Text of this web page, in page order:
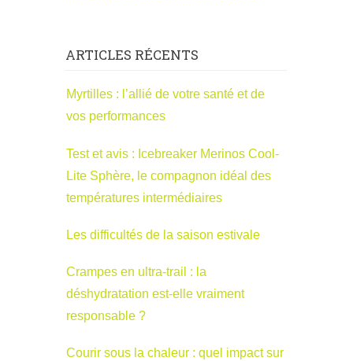
ARTICLES RÉCENTS
Myrtilles : l’allié de votre santé et de
vos performances
Test et avis : Icebreaker Merinos Cool-
Lite Sphère, le compagnon idéal des
températures intermédiaires
Les difficultés de la saison estivale
Crampes en ultra-trail : la
déshydratation est-elle vraiment
responsable ?
Courir sous la chaleur : quel impact sur